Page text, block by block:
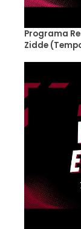
Programa
Zidde